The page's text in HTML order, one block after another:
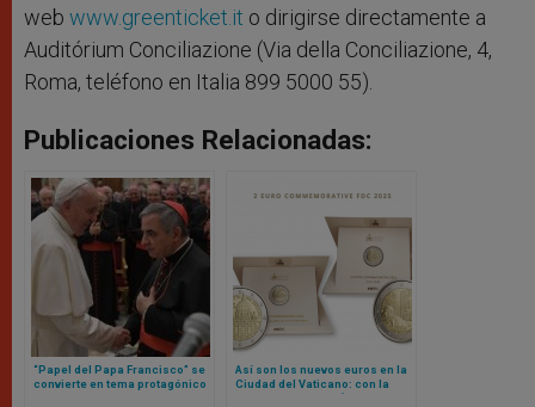
web www.greenticket.it o dirigirse directamente a
Auditórium Conciliazione (Via della Conciliazione, 4,
Roma, teléfono en Italia 899 5000 55).
Publicaciones Relacionadas:
“Papel del Papa Francisco” se
convierte en tema protagónico
Así son los nuevos euros en la
Ciudad del Vaticano: con la
imagen de Miguel Ángel y la